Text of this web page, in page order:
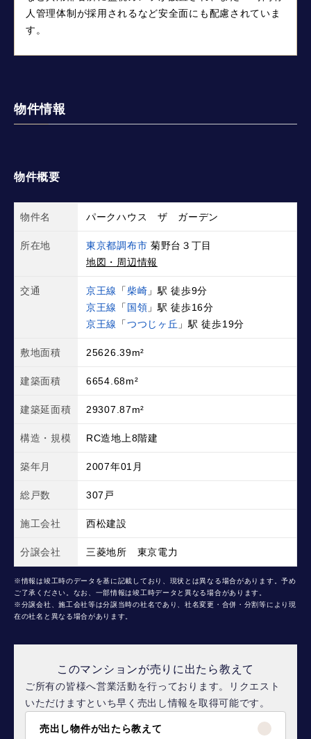
人管理体制が採用されるなど安全面にも配慮されていま
す。
物件情報
物件概要
物件名 パークハウス ザ ガーデン
所在地 東京都調布市 菊野台３丁目
地図・周辺情報
交通 京王線 「柴崎 」駅 徒歩9分
京王線
「 国領 」駅 徒歩16分
京王線
「つつじヶ丘 」駅 徒歩19分
敷地面積 25626.39m²
建築面積 6654.68m²
建築延面積 29307.87m²
構造・規模 RC造地上8階建
築年月 2007年01月
総戸数 307戸
施工会社 西松建設
分譲会社 三菱地所 東京電力
※情報は竣工時のデータを基に記載しており、現状とは異なる場合があります。予め
ご了承ください。なお、一部情報は竣工時データと異なる場合があります。
※分譲会社、施工会社等は分譲当時の社名であり、社名変更・合併・分割等により現
在の社名と異なる場合があります。
このマンションが売りに出たら教えて
ご所有の皆様へ営業活動を行っております。リクエスト
いただけますといち早く売出し情報を取得可能です。
売出し物件が出たら教えて